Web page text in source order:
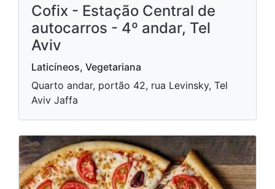
Cofix - Estação Central de
autocarros - 4º andar, Tel
Aviv
Laticíneos, Vegetariana
Quarto andar, portão 42, rua Levinsky, Tel
Aviv Jaffa